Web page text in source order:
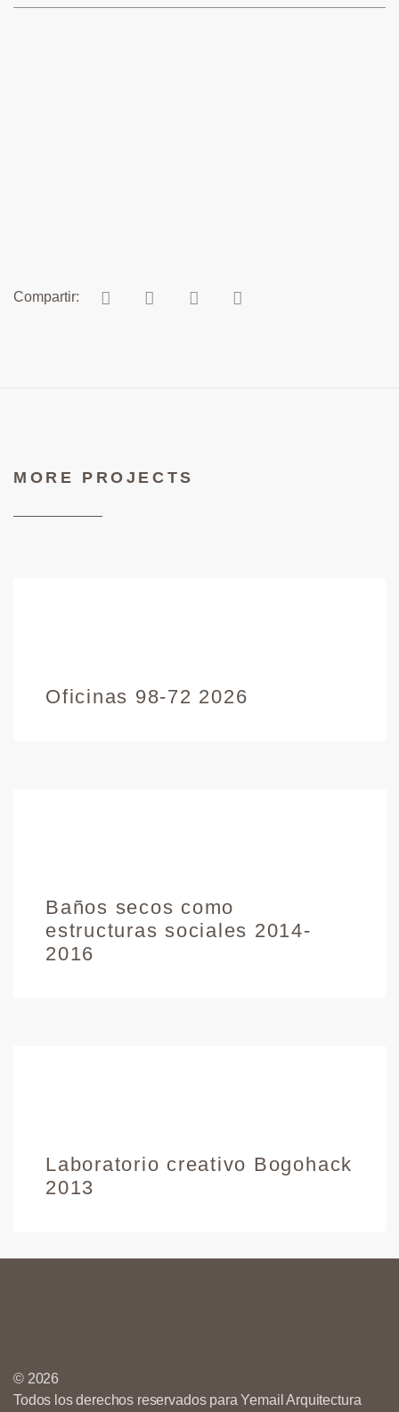
MORE PROJECTS
Oficinas 98-72 2026
Baños secos como
estructuras sociales 2014-
2016
Laboratorio creativo Bogohack
2013
© 2026
Todos los derechos reservados para Yemail Arquitectura